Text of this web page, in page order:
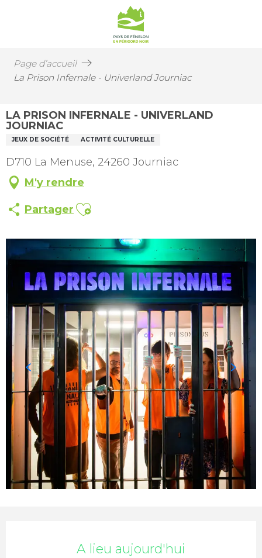
Page d’accueil
La Prison Infernale - Univerland Journiac
LA PRISON INFERNALE - UNIVERLAND
JOURNIAC
JEUX DE SOCIÉTÉ ACTIVITÉ CULTURELLE
D710 La Menuse, 24260 Journiac
M'y rendre
Partager Ajouter aux favoris
Ouverture et coordonnées
A lieu aujourd'hui